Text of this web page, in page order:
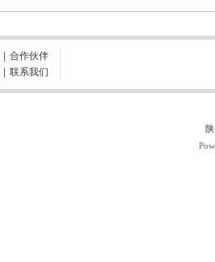
合作伙伴
联系我们